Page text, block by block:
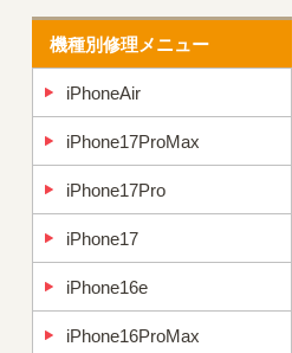
機種別修理メニュー
iPhoneAir
iPhone17ProMax
iPhone17Pro
iPhone17
iPhone16e
iPhone16ProMax